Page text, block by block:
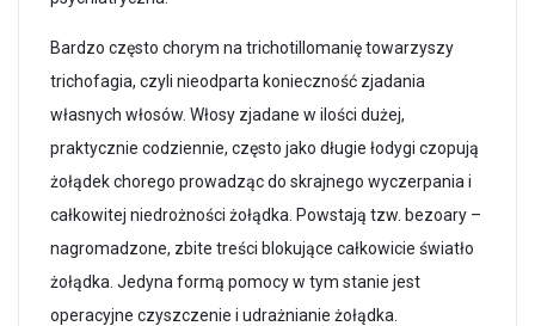
Bardzo często chorym na trichotillomanię towarzyszy
trichofagia, czyli nieodparta konieczność zjadania
własnych włosów. Włosy zjadane w ilości dużej,
praktycznie codziennie, często jako długie łodygi czopują
żołądek chorego prowadząc do skrajnego wyczerpania i
całkowitej niedrożności żołądka. Powstają tzw. bezoary –
nagromadzone, zbite treści blokujące całkowicie światło
żołądka. Jedyna formą pomocy w tym stanie jest
operacyjne czyszczenie i udrażnianie żołądka.